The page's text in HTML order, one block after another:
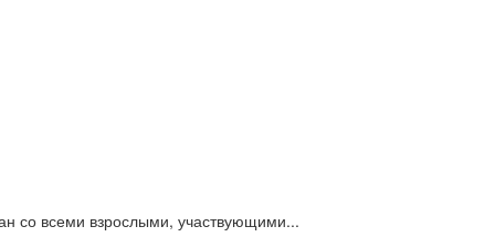
со всеми взрослыми, участвующими...